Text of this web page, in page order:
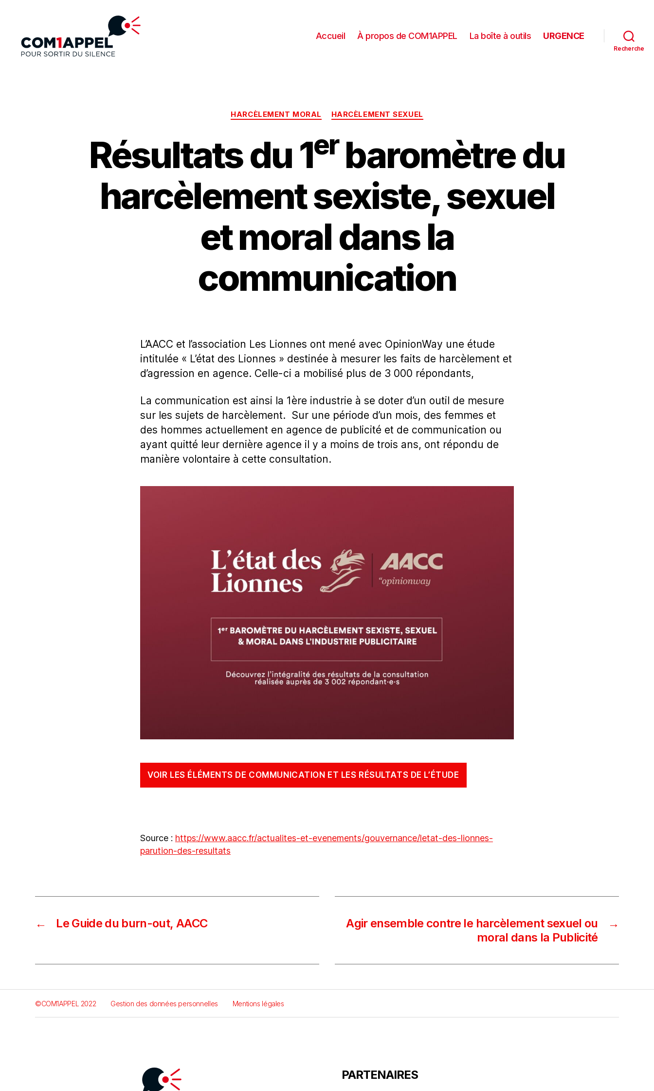
Accueil À propos de COM1APPEL La boîte à outils URGENCE
Recherche
HARCÈLEMENT MORAL HARCÈLEMENT SEXUEL
Résultats du 1erbaromètre du
harcèlement sexiste, sexuel
et moral dans la
communication
L’AACC et l’association Les Lionnes ont mené avec OpinionWay une étude
intitulée « L’état des Lionnes » destinée à mesurer les faits de harcèlement et
d’agression en agence. Celle-ci a mobilisé plus de 3 000 répondants,
La communication est ainsi la 1ère industrie à se doter d’un outil de mesure
sur les sujets de harcèlement. Sur une période d’un mois, des femmes et
des hommes actuellement en agence de publicité et de communication ou
ayant quitté leur dernière agence il y a moins de trois ans, ont répondu de
manière volontaire à cette consultation.
VOIR LES ÉLÉMENTS DE COMMUNICATION ET LES RÉSULTATS DE L’ÉTUDE
Source : https://www.aacc.fr/actualites-et-evenements/gouvernance/letat-des-lionnes-
parution-des-resultats
← Le Guide du burn-out, AACC →
Agir ensemble contre le harcèlement sexuel ou
moral dans la Publicité
©COM1APPEL 2022 Gestion des données personnelles Mentions légales
PARTENAIRES